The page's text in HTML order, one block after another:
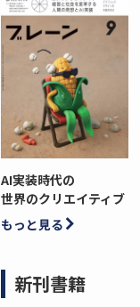
AI実装時代の
世界のクリエイティブ
もっと見る
新刊書籍